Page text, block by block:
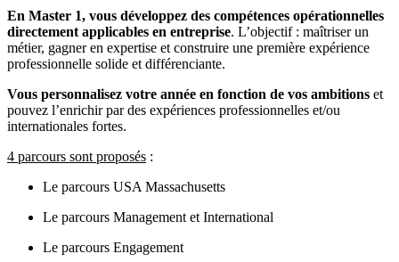
En Master 1, vous développez des compétences opérationnelles
directement applicables en entreprise. L’objectif : maîtriser un
métier, gagner en expertise et construire une première expérience
professionnelle solide et différenciante.
Vous personnalisez votre année en fonction de vos ambitions et
pouvez l’enrichir par des expériences professionnelles et/ou
internationales fortes.
4 parcours sont proposés :
Le parcours USA Massachusetts
Le parcours Management et International
Le parcours Engagement